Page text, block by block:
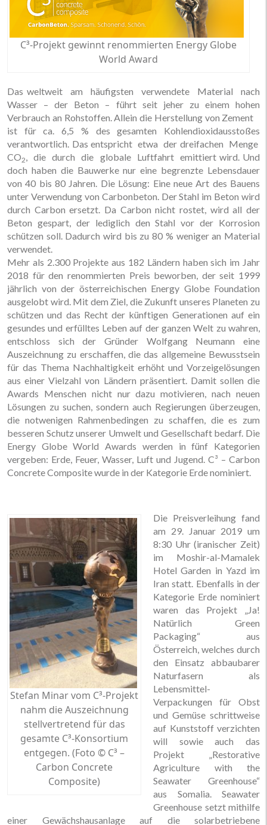
C³-Projekt gewinnt renommierten Energy Globe
World Award
Das weltweit am häufigsten verwendete Material nach
Wasser – der Beton – führt seit jeher zu einem hohen
Verbrauch an Rohstoffen. Allein die Herstellung von Zement
ist für ca. 6,5 % des gesamten Kohlendioxidausstoßes
verantwortlich. Das entspricht etwa der dreifachen Menge
CO2, die durch die globale Luftfahrt emittiert wird. Und
doch haben die Bauwerke nur eine begrenzte Lebensdauer
von 40 bis 80 Jahren. Die Lösung: Eine neue Art des Bauens
unter Verwendung von Carbonbeton. Der Stahl im Beton wird
durch Carbon ersetzt. Da Carbon nicht rostet, wird all der
Beton gespart, der lediglich den Stahl vor der Korrosion
schützen soll. Dadurch wird bis zu 80 % weniger an Material
verwendet.
Mehr als 2.300 Projekte aus 182 Ländern haben sich im Jahr
2018 für den renommierten Preis beworben, der seit 1999
jährlich von der österreichischen Energy Globe Foundation
ausgelobt wird. Mit dem Ziel, die Zukunft unseres Planeten zu
schützen und das Recht der künftigen Generationen auf ein
gesundes und erfülltes Leben auf der ganzen Welt zu wahren,
entschloss sich der Gründer Wolfgang Neumann eine
Auszeichnung zu erschaffen, die das allgemeine Bewusstsein
für das Thema Nachhaltigkeit erhöht und Vorzeigelösungen
aus einer Vielzahl von Ländern präsentiert. Damit sollen die
Awards Menschen nicht nur dazu motivieren, nach neuen
Lösungen zu suchen, sondern auch Regierungen überzeugen,
die notwenigen Rahmenbedingen zu schaffen, die es zum
besseren Schutz unserer Umwelt und Gesellschaft bedarf. Die
Energy Globe World Awards werden in fünf Kategorien
vergeben: Erde, Feuer, Wasser, Luft und Jugend. C³ – Carbon
Concrete Composite wurde in der Kategorie Erde nominiert.
Stefan Minar vom C³-Projekt
nahm die Auszeichnung
stellvertretend für das
gesamte C³-Konsortium
entgegen. (Foto © C³ –
Carbon Concrete
Composite)
Die Preisverleihung fand
am 29. Januar 2019 um
8:30 Uhr (iranischer Zeit)
im Moshir-al-Mamalek
Hotel Garden in Yazd im
Iran statt. Ebenfalls in der
Kategorie Erde nominiert
waren das Projekt „Ja!
Natürlich Green
Packaging“ aus
Österreich, welches durch
den Einsatz abbaubarer
Naturfasern als
Lebensmittel-
Verpackungen für Obst
und Gemüse schrittweise
auf Kunststoff verzichten
will sowie auch das
Projekt „Restorative
Agriculture with the
Seawater Greenhouse“
aus Somalia. Seawater
Greenhouse setzt mithilfe
einer Gewächshausanlage auf die solarbetriebene